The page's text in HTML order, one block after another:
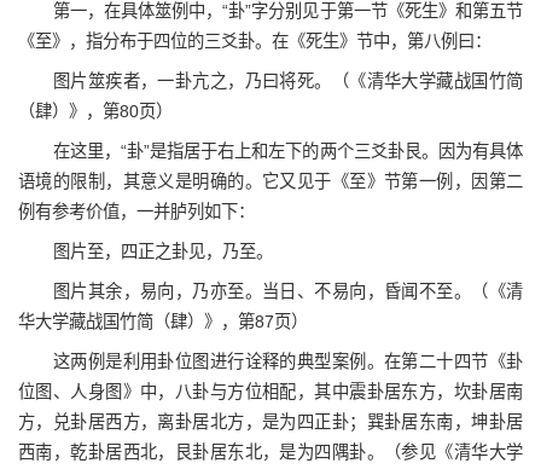
第一，在具体筮例中，“卦”字分别见于第一节《死生》和第五节
《至》，指分布于四位的三爻卦。在《死生》节中，第八例曰：
图片筮疾者，一卦亢之，乃曰将死。（《清华大学藏战国竹简
（肆）》，第80页）
在这里，“卦”是指居于右上和左下的两个三爻卦艮。因为有具体
语境的限制，其意义是明确的。它又见于《至》节第一例，因第二
例有参考价值，一并胪列如下：
图片至，四正之卦见，乃至。
图片其余，易向，乃亦至。当日、不易向，昏闻不至。（《清
华大学藏战国竹简（肆）》，第87页）
这两例是利用卦位图进行诠释的典型案例。在第二十四节《卦
位图、人身图》中，八卦与方位相配，其中震卦居东方，坎卦居南
方，兑卦居西方，离卦居北方，是为四正卦；巽卦居东南，坤卦居
西南，乾卦居西北，艮卦居东北，是为四隅卦。（参见《清华大学